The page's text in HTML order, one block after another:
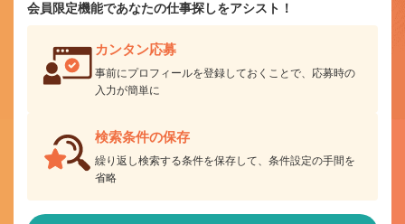
会員限定機能であなたの仕事探しをアシスト！
カンタン応募
事前にプロフィールを登録しておくことで、応募時の
入力が簡単に
検索条件の保存
繰り返し検索する条件を保存して、条件設定の手間を
省略